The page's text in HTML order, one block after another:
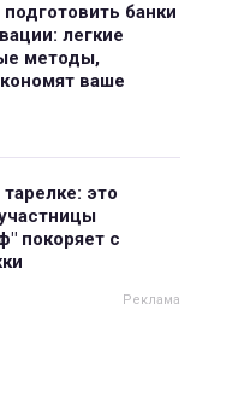
банки
легкие
методы,
ваше
это
покоряет с